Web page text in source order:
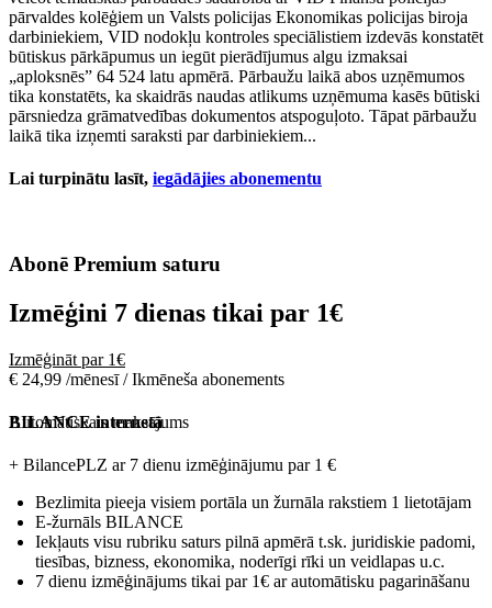
pārvaldes kolēģiem un Valsts policijas Ekonomikas policijas biroja
darbiniekiem, VID nodokļu kontroles speciālistiem izdevās konstatēt
būtiskus pārkāpumus un iegūt pierādījumus algu izmaksai
„aploksnēs” 64 524 latu apmērā. Pārbaužu laikā abos uzņēmumos
tika konstatēts, ka skaidrās naudas atlikums uzņēmuma kasēs būtiski
pārsniedza grāmatvedības dokumentos atspoguļoto. Tāpat pārbaužu
laikā tika izņemti saraksti par darbiniekiem...
Lai turpinātu lasīt, iegādājies abonementu
Abonē Premium saturu
Izmēģini 7 dienas tikai par 1€
Izmēģināt par 1€
€ 24,99 /mēnesī / Ikmēneša abonements
Automātiskais maksājums
BILANCE internetā
+ BilancePLZ ar 7 dienu izmēģinājumu par 1 €
Bezlimita pieeja visiem portāla un žurnāla rakstiem 1 lietotājam
E-žurnāls BILANCE
Iekļauts visu rubriku saturs pilnā apmērā t.sk. juridiskie padomi,
tiesības, bizness, ekonomika, noderīgi rīki un veidlapas u.c.
7 dienu izmēģinājums tikai par 1€ ar automātisku pagarināšanu